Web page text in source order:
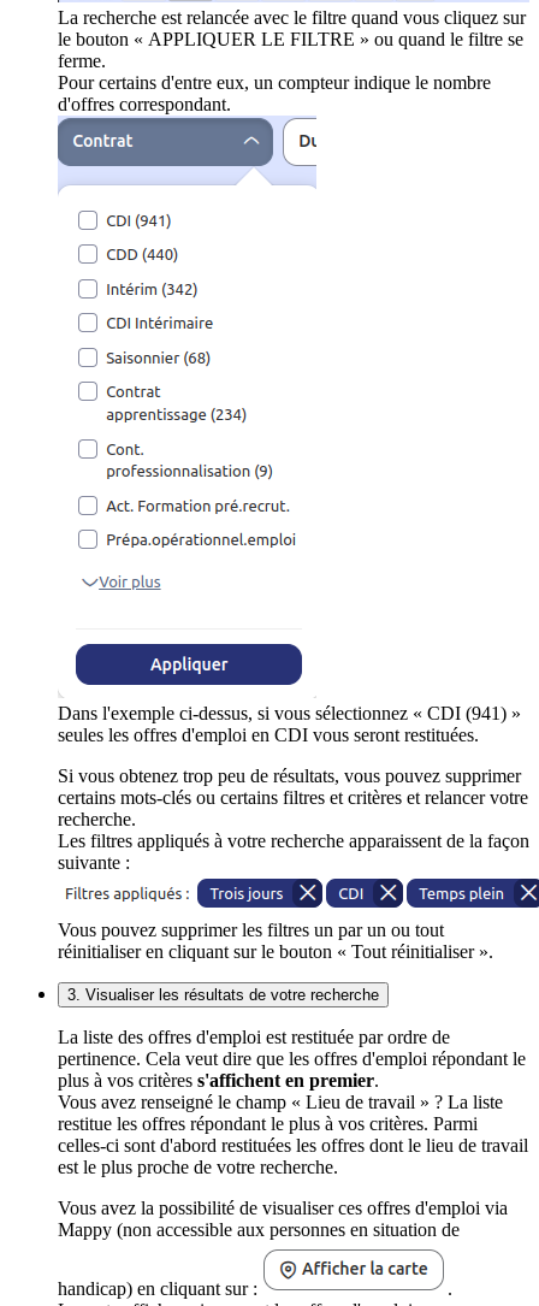
La recherche est relancée avec le filtre quand vous cliquez sur
le bouton « APPLIQUER LE FILTRE » ou quand le filtre se
ferme.
Pour certains d'entre eux, un compteur indique le nombre
d'offres correspondant.
Dans l'exemple ci-dessus, si vous sélectionnez « CDI (941) »
seules les offres d'emploi en CDI vous seront restituées.
Si vous obtenez trop peu de résultats, vous pouvez supprimer
certains mots-clés ou certains filtres et critères et relancer votre
recherche.
Les filtres appliqués à votre recherche apparaissent de la façon
suivante :
Vous pouvez supprimer les filtres un par un ou tout
réinitialiser en cliquant sur le bouton « Tout réinitialiser ».
3. Visualiser les résultats de votre recherche
La liste des offres d'emploi est restituée par ordre de
pertinence. Cela veut dire que les offres d'emploi répondant le
plus à vos critères s'affichent en premier.
Vous avez renseigné le champ « Lieu de travail » ? La liste
restitue les offres répondant le plus à vos critères. Parmi
celles-ci sont d'abord restituées les offres dont le lieu de travail
est le plus proche de votre recherche.
Vous avez la possibilité de visualiser ces offres d'emploi via
Mappy (non accessible aux personnes en situation de
handicap) en cliquant sur :
.